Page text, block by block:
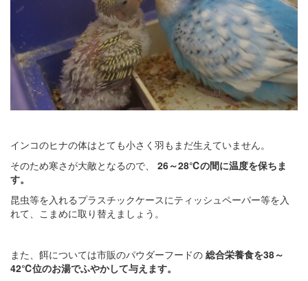
インコのヒナの体はとても小さく羽もまだ生えていません。
そのため寒さが大敵となるので、 26～28℃の間に温度を保ちま
す。
昆虫等を入れるプラスチックケースにティッシュペーパー等を入
れて、こまめに取り替えましょう。
また、餌については市販のパウダーフードの 総合栄養食を38～
42℃位のお湯でふやかして与えます。